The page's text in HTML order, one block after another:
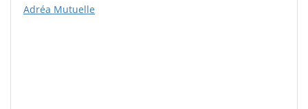
Adréa Mutuelle